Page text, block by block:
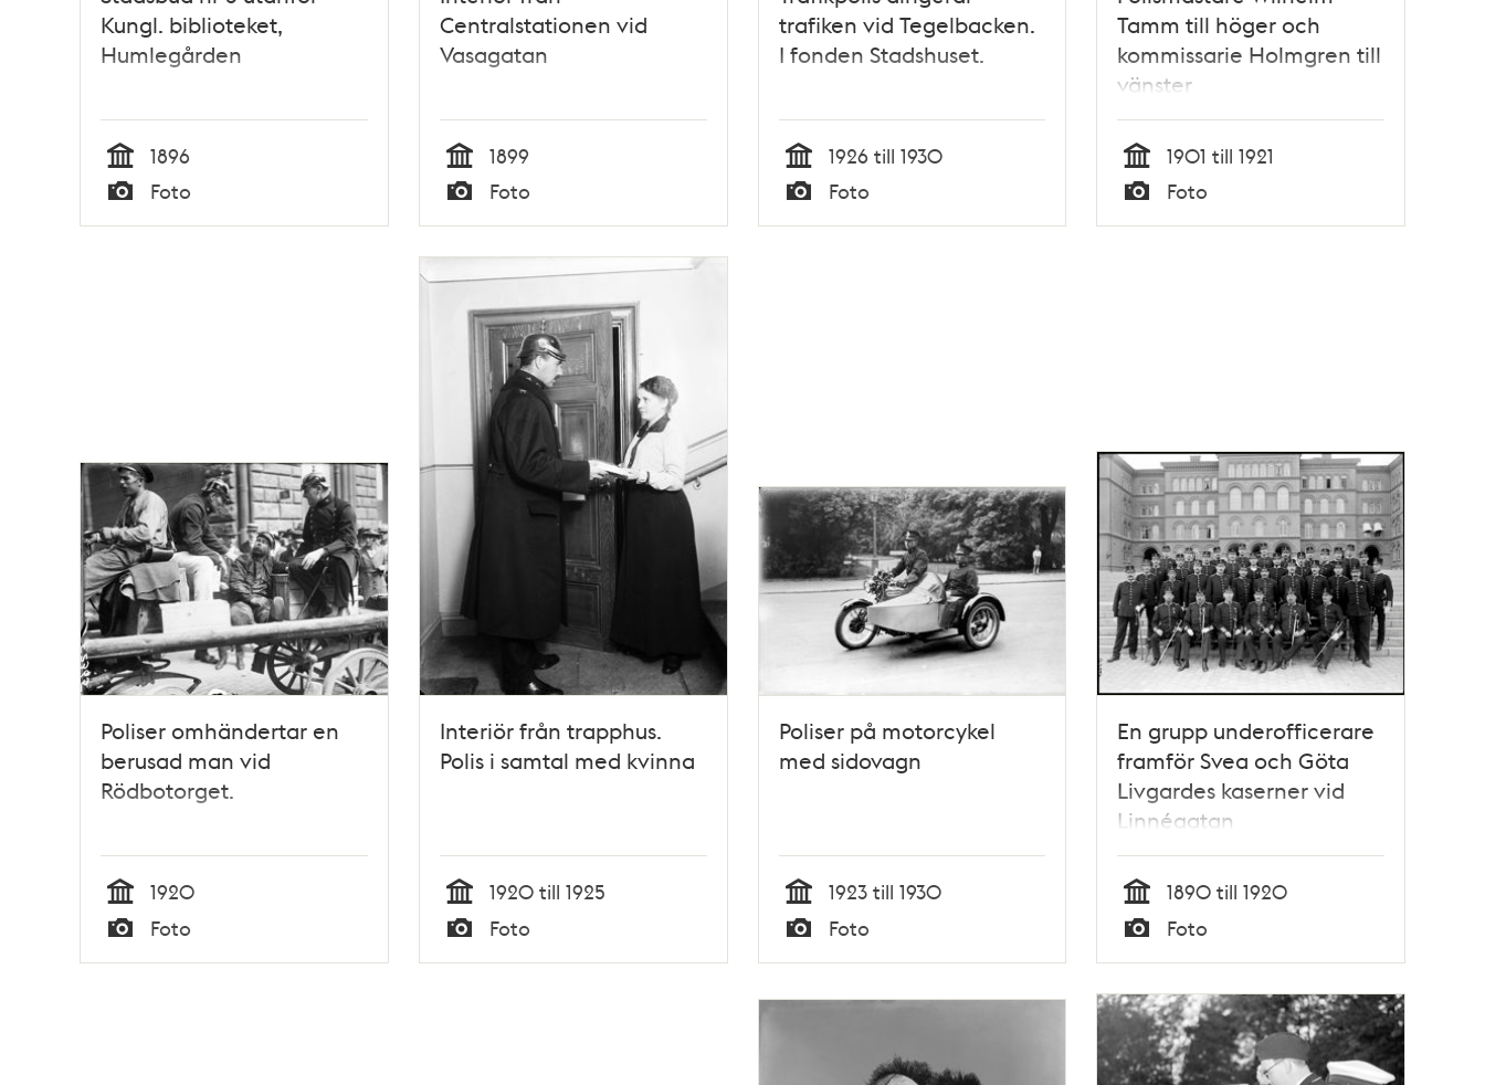
Kungl. biblioteket,
Humlegården
Tid
1896
Typ
Foto
Centralstationen vid
Vasagatan
Tid
1899
Typ
Foto
trafiken vid Tegelbacken.
I fonden Stadshuset.
Tid
1926 till 1930
Typ
Foto
Tamm till höger och
kommissarie Holmgren till
vänster
Tid
1901 till 1921
Typ
Foto
Poliser omhändertar en
berusad man vid
Rödbotorget.
Tid
1920
Typ
Foto
Interiör från trapphus.
Polis i samtal med kvinna
Tid
1920 till 1925
Typ
Foto
Poliser på motorcykel
med sidovagn
Tid
1923 till 1930
Typ
Foto
En grupp underofficerare
framför Svea och Göta
Livgardes kaserner vid
Linnégatan
Tid
1890 till 1920
Typ
Foto